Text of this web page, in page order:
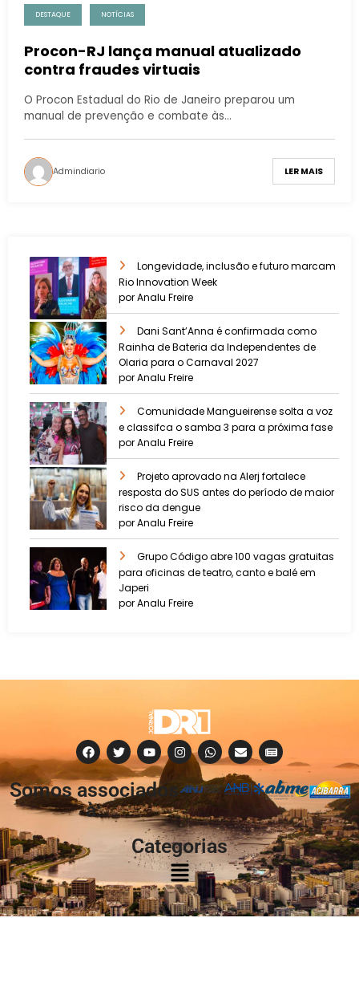
DESTAQUE NOTÍCIAS
Procon-RJ lança manual atualizado
contra fraudes virtuais
O Procon Estadual do Rio de Janeiro preparou um
manual de prevenção e combate às…
Admindiario LER MAIS
Longevidade, inclusão e futuro marcam
Rio Innovation Week
por Analu Freire
Dani Sant’Anna é confirmada como
Rainha de Bateria da Independentes de
Olaria para o Carnaval 2027
por Analu Freire
Comunidade Mangueirense solta a voz
e classifca o samba 3 para a próxima fase
por Analu Freire
Projeto aprovado na Alerj fortalece
resposta do SUS antes do período de maior
risco da dengue
por Analu Freire
Grupo Código abre 100 vagas gratuitas
para oficinas de teatro, canto e balé em
Japeri
por Analu Freire
Somos associados
à:
Categorias